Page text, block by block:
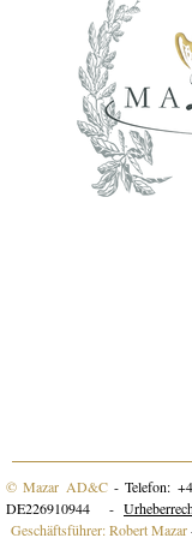
© Mazar AD&C- Telefon:
DE226910944 -
Geschäftsführer: Robert Mazar